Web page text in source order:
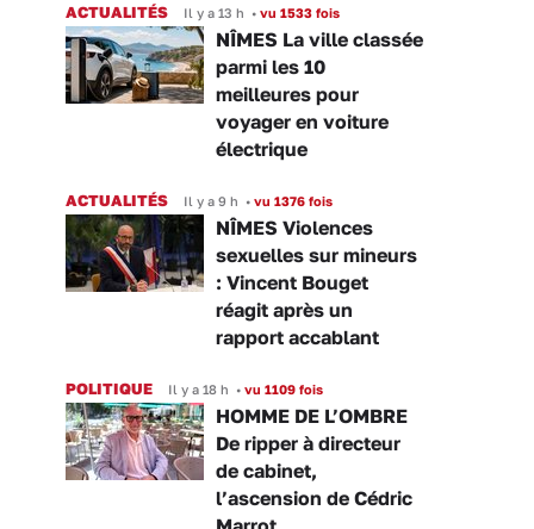
ACTUALITÉS Il y a 13 h • vu 1533 fois
NÎMES La ville classée
parmi les 10
meilleures pour
voyager en voiture
électrique
ACTUALITÉS Il y a 9 h • vu 1376 fois
NÎMES Violences
sexuelles sur mineurs
: Vincent Bouget
réagit après un
rapport accablant
POLITIQUE Il y a 18 h • vu 1109 fois
HOMME DE L’OMBRE
De ripper à directeur
de cabinet,
l’ascension de Cédric